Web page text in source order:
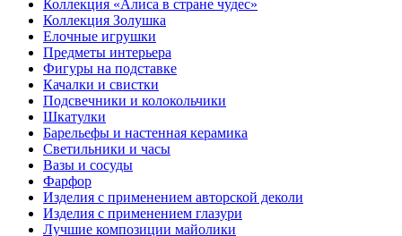
Коллекция «Алиса в стране чудес»
Коллекция Золушка
Елочные игрушки
Предметы интерьера
Фигуры на подставке
Качалки и свистки
Подсвечники и колокольчики
Шкатулки
Барельефы и настенная керамика
Светильники и часы
Вазы и сосуды
Фарфор
Изделия с применением авторской деколи
Изделия с применением глазури
Лучшие композиции майолики